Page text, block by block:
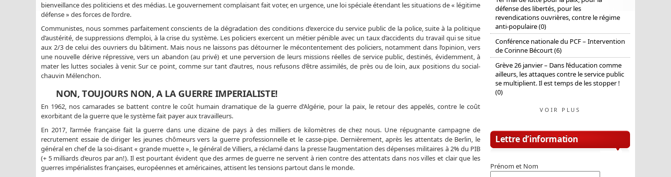
bienveillance des politiciens et des médias. Le gouvernement complaisant fait voter, en urgence, une loi spéciale étendant les situations de « légitime
défense » des forces de l’ordre.
Communistes, nous sommes parfaitement conscients de la dégradation des conditions d’exercice du service public de la police, suite à la politique
d’austérité, de suppressions d’emploi, à la crise du système. Les policiers exercent un métier pénible avec un taux d’accidents du travail qui se situe
aux 2/3 de celui des ouvriers du bâtiment. Mais nous ne laissons pas détourner le mécontentement des policiers, notamment dans l’opinion, vers
une nouvelle dérive répressive, vers un abandon (au privé) et une perversion de leurs missions réelles de service public, destinés, évidemment, à
mater les luttes sociales à venir. Sur ce point, comme sur tant d’autres, nous refusons d’être assimilés, de près ou de loin, aux positions du social-
chauvin Mélenchon.
NON, TOUJOURS NON, A LA GUERRE IMPERIALISTE!
En 1962, nos camarades se battent contre le coût humain dramatique de la guerre d’Algérie, pour la paix, le retour des appelés, contre le coût
exorbitant de la guerre que le système fait payer aux travailleurs.
En 2017, l’armée française fait la guerre dans une dizaine de pays à des milliers de kilomètres de chez nous. Une répugnante campagne de
recrutement essaie de diriger les jeunes chômeurs vers la guerre professionnelle et le casse-pipe. Dernièrement, après les attentats de Berlin, le
général en chef de la soi-disant « grande muette », le général de Villiers, a réclamé dans la presse l’augmentation des dépenses militaires à 2% du PIB
(+ 5 milliards d’euros par an!). Il est pourtant évident que des armes de guerre ne servent à rien contre des attentats dans nos villes et clair que les
guerres impérialistes françaises, européennes et américaines, attisent les tensions partout dans le monde.
défense des libertés, pour les
revendications ouvrières, contre le régime
anti-populaire (0)
Conférence nationale du PCF – Intervention
de Corinne Bécourt (6)
Grève 26 janvier – Dans l’éducation comme
ailleurs, les attaques contre le service public
se multiplient. Il est temps de les stopper !
(0)
VOIR PLUS
Lettre d’information
Prénom et Nom